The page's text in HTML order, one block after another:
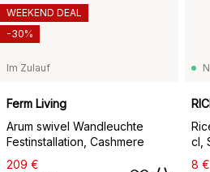
Im Zulauf
Ferm Living
Arum swivel Wandleuchte
Festinstallation, Cashmere
209 €
WEEKEND DEAL
-30%
cl,
8 €